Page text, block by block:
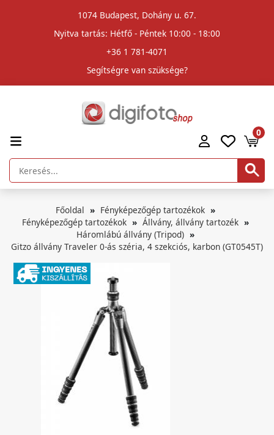
1074 Budapest, Dohány u. 67.
Nyitva tartás: Hétfő - Péntek 10:00 - 18:00
+36 1 781-4071
Segítségre van szüksége?
0
Főoldal
Fényképezőgép tartozékok
Fényképezőgép tartozékok
Állvány, állvány tartozék
Háromlábú állvány (Tripod)
Gitzo állvány Traveler 0-ás széria, 4 szekciós, karbon (GT0545T)